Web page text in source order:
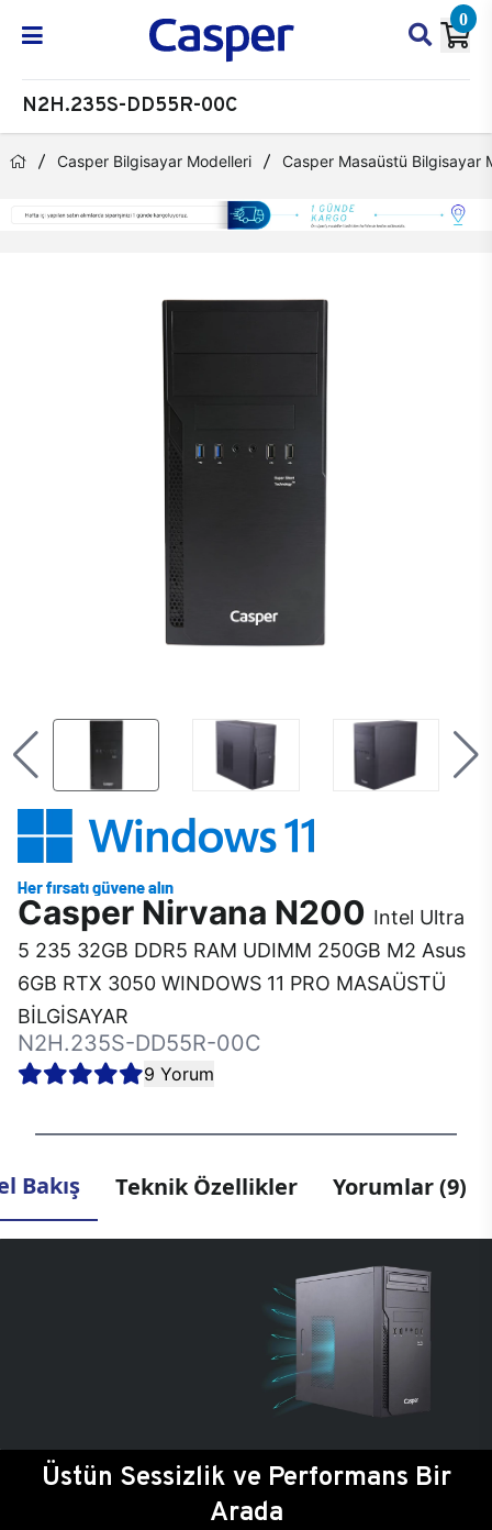
0
N2H.235S-DD55R-00C
Casper Bilgisayar Modelleri Casper Masaüstü Bilgisayar
Casper Nirvana N200 Intel Ultra
5 235 32GB DDR5 RAM UDIMM 250GB M2 Asus
6GB RTX 3050 WINDOWS 11 PRO MASAÜSTÜ
BİLGİSAYAR
N2H.235S-DD55R-00C
9 Yorum
Bakış Teknik Özellikler Yorumlar (9)
Üstün Sessizlik ve Performans Bir
Arada